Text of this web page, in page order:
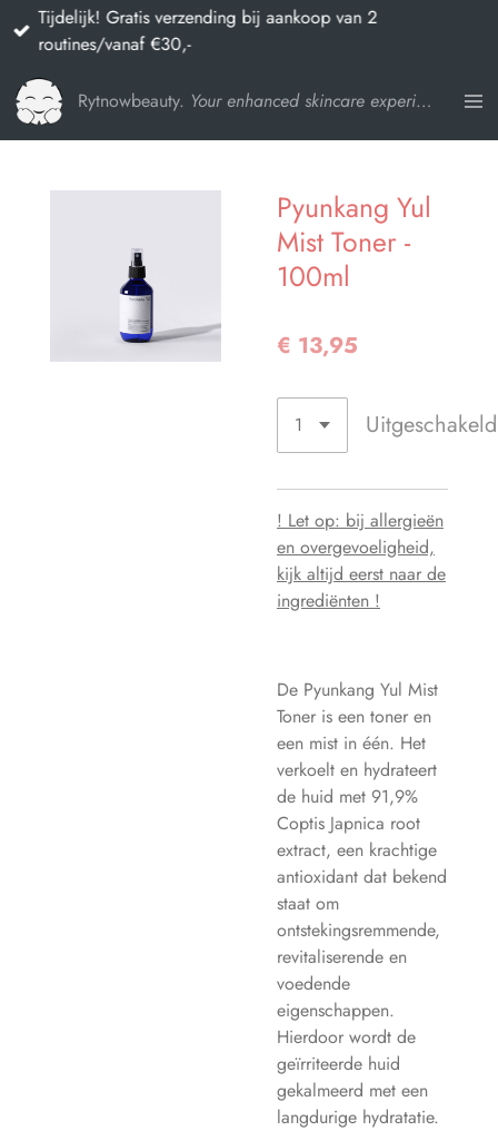
Ga
direct
naar
de
hoofdinhoud
Rytnowbeauty. Your enhanced skincare experience
Tijdelijk! Gratis verzending bij aankoop van 2
routines/vanaf €30,-
Pyunkang Yul
Mist Toner -
100ml
€ 13,95
Uitgeschakeld
! Let op: bij allergieën
en overgevoeligheid,
kijk altijd eerst naar de
ingrediënten !
De Pyunkang Yul Mist
Toner is een toner en
een mist in één. Het
verkoelt en hydrateert
de huid met 91,9%
Coptis Japnica root
extract, een krachtige
antioxidant dat bekend
staat om
ontstekingsremmende,
revitaliserende en
voedende
eigenschappen.
Hierdoor wordt de
geïrriteerde huid
gekalmeerd met een
langdurige hydratatie.